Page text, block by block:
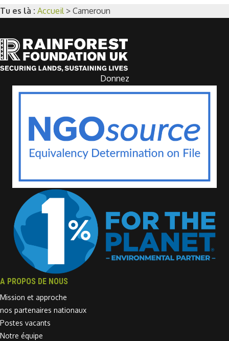
Tu es là : Accueil> Cameroun
Donnez
A PROPOS DE NOUS
Mission et approche
nos partenaires nationaux
Postes vacants
Notre équipe